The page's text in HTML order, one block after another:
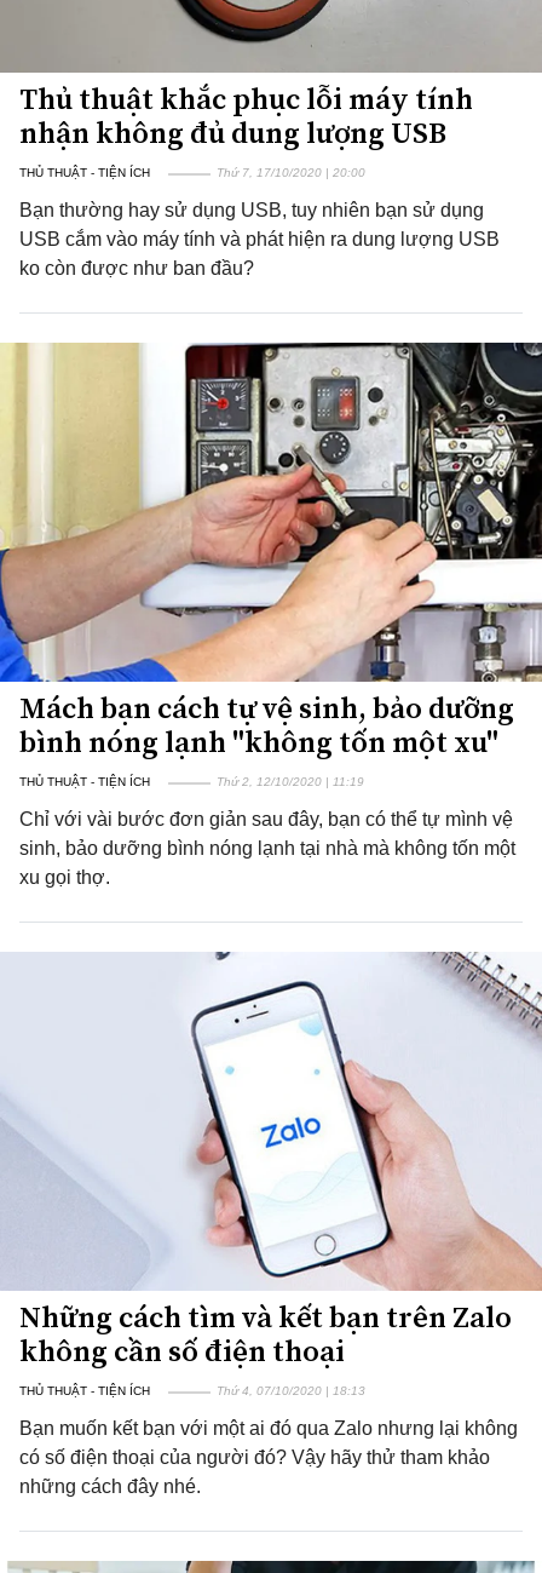
Thủ thuật khắc phục lỗi máy tính
nhận không đủ dung lượng USB
THỦ THUẬT - TIỆN ÍCH Thứ 7, 17/10/2020 | 20:00
Bạn thường hay sử dụng USB, tuy nhiên bạn sử dụng
USB cắm vào máy tính và phát hiện ra dung lượng USB
ko còn được như ban đầu?
Mách bạn cách tự vệ sinh, bảo dưỡng
bình nóng lạnh "không tốn một xu"
THỦ THUẬT - TIỆN ÍCH Thứ 2, 12/10/2020 | 11:19
Chỉ với vài bước đơn giản sau đây, bạn có thể tự mình vệ
sinh, bảo dưỡng bình nóng lạnh tại nhà mà không tốn một
xu gọi thợ.
Những cách tìm và kết bạn trên Zalo
không cần số điện thoại
THỦ THUẬT - TIỆN ÍCH Thứ 4, 07/10/2020 | 18:13
Bạn muốn kết bạn với một ai đó qua Zalo nhưng lại không
có số điện thoại của người đó? Vậy hãy thử tham khảo
những cách đây nhé.